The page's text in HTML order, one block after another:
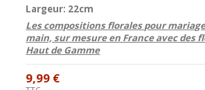
Largeur: 22cm
Les compositions florales pour
main, sur mesure en France avec des
Haut de Gamme
9,99 €